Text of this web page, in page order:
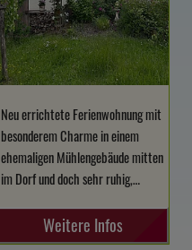
Neu errichtete Ferienwohnung mit
besonderem Charme in einem
ehemaligen Mühlengebäude mitten
im Dorf und doch sehr ruhig,…
Weitere Infos